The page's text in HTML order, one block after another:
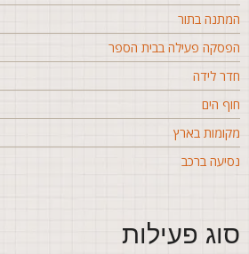
בתור
פעילה בבית הספר
לידה
הים
בארץ
ברכב
פעילות